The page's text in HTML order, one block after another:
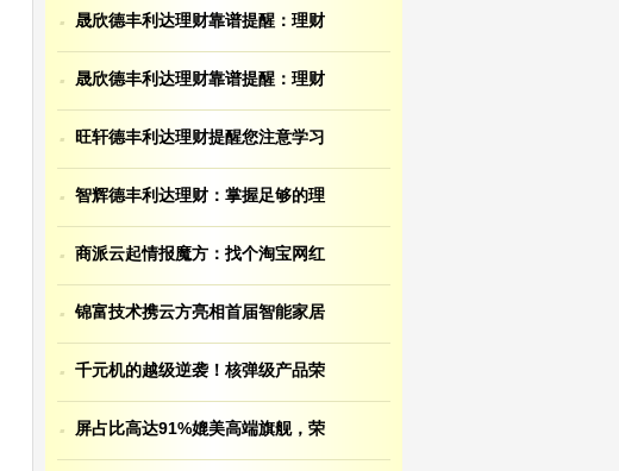
· 晟欣德丰利达理财靠谱提醒：理财
· 晟欣德丰利达理财靠谱提醒：理财
· 旺轩德丰利达理财提醒您注意学习
· 智辉德丰利达理财：掌握足够的理
· 商派云起情报魔方：找个淘宝网红
· 锦富技术携云方亮相首届智能家居
· 千元机的越级逆袭！核弹级产品荣
· 屏占比高达91%媲美高端旗舰，荣